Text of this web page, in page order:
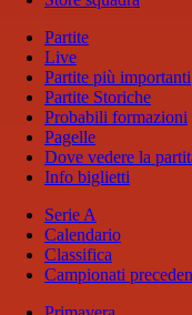
Partite
Live
Partite più importanti
Partite Storiche
Probabili formazioni
Pagelle
Dove vedere la
Info biglietti
Serie A
Calendario
Classifica
Campionati